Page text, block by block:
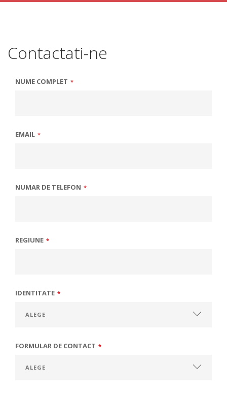
Contactati-ne
NUME COMPLET *
EMAIL *
NUMAR DE TELEFON *
REGIUNE *
IDENTITATE *
FORMULAR DE CONTACT *